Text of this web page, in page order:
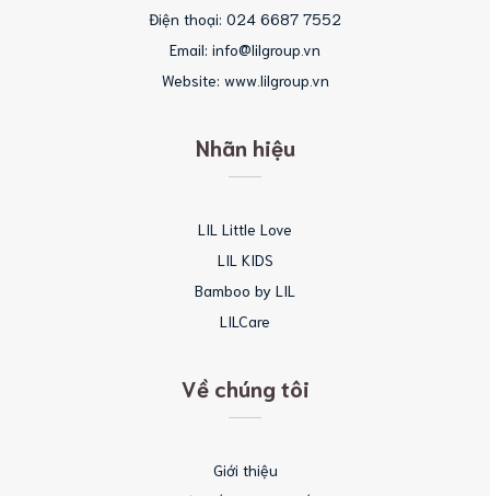
Điện thoại: 024 6687 7552
Email: info@lilgroup.vn
Website: www.lilgroup.vn
Nhãn hiệu
LIL Little Love
LIL KIDS
Bamboo by LIL
LILCare
Về chúng tôi
Giới thiệu